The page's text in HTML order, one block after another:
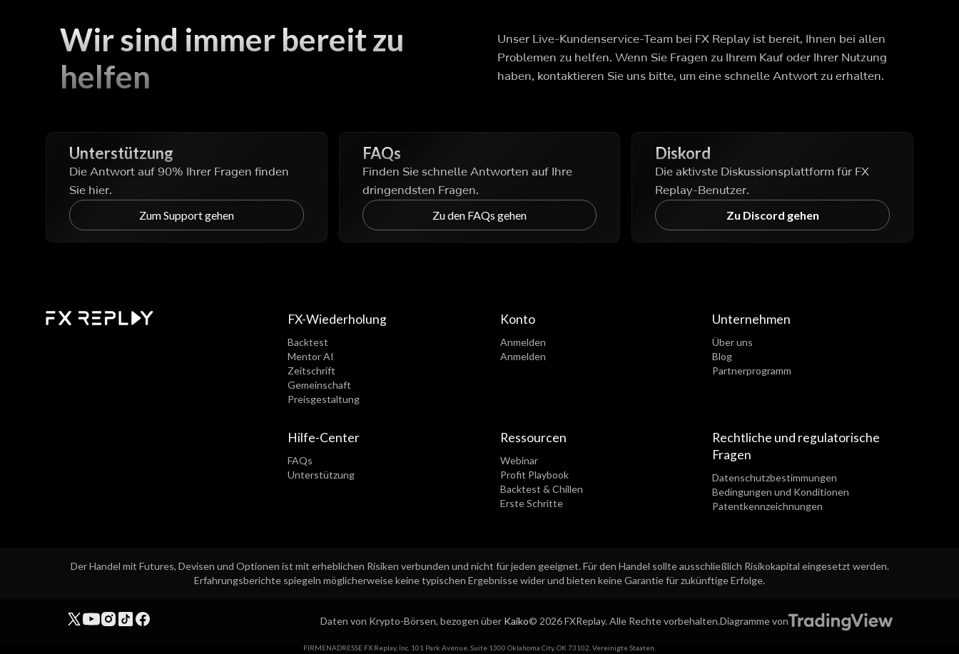
Wir sind immer bereit zu
helfen
Unser Live-Kundenservice-Team bei FX Replay ist bereit, Ihnen bei allen
Problemen zu helfen. Wenn Sie Fragen zu Ihrem Kauf oder Ihrer Nutzung
haben, kontaktieren Sie uns bitte, um eine schnelle Antwort zu erhalten.
Unterstützung
Die Antwort auf 90% Ihrer Fragen finden
Sie hier.
Zum Support gehen
FAQs
Finden Sie schnelle Antworten auf Ihre
dringendsten Fragen.
Zu den FAQs gehen
Diskord
Die aktivste Diskussionsplattform für FX
Replay-Benutzer.
Zu Discord gehen
FX-Wiederholung
Backtest
Mentor AI
Zeitschrift
Gemeinschaft
Preisgestaltung
Konto
Anmelden
Anmelden
Unternehmen
Über uns
Blog
Partnerprogramm
Hilfe-Center
FAQs
Unterstützung
Ressourcen
Webinar
Profit Playbook
Backtest & Chillen
Erste Schritte
Rechtliche und regulatorische
Fragen
Datenschutzbestimmungen
Bedingungen und Konditionen
Patentkennzeichnungen
Der Handel mit Futures, Devisen und Optionen ist mit erheblichen Risiken verbunden und nicht für jeden geeignet. Für den Handel sollte ausschließlich Risikokapital eingesetzt werden.
Erfahrungsberichte spiegeln möglicherweise keine typischen Ergebnisse wider und bieten keine Garantie für zukünftige Erfolge.
Daten von Krypto-Börsen, bezogen über Kaiko© 2026 FXReplay. Alle Rechte vorbehalten.Diagramme von
FIRMENADRESSE FX Replay, Inc. 101 Park Avenue, Suite 1300 Oklahoma City, OK 73102, Vereinigte Staaten.